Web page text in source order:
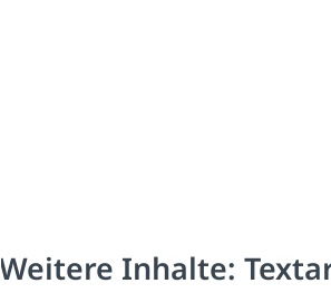
Weitere Inhalte: